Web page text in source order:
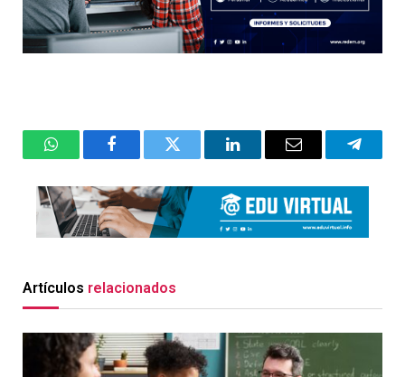
WhatsAppFacebookTwitter LinkedInEmail
Artículos relacionados